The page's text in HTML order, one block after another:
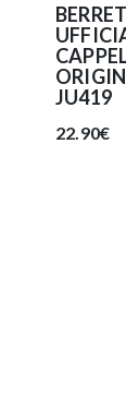
JU419
22.90€